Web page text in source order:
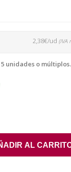
2,38€/ud (IVA
unidades o múltiplos.
AL